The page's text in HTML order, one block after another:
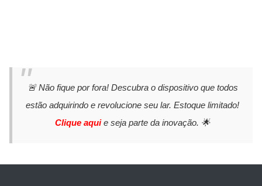
🚨 Não fique por fora! Descubra o dispositivo que todos
estão adquirindo e revolucione seu lar. Estoque limitado!
Clique aquie seja parte da inovação. 🌟